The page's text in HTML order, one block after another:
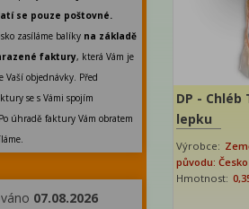
se pouze poštovné.
zasíláme balíky na základě
faktury, která Vám je
Vaší objednávky. Před
se s Vámi spojím
úhradě faktury Vám obratem
07.08.2026
DP -
lepku
Výrobce:
původu: Česko
Hmotnost: